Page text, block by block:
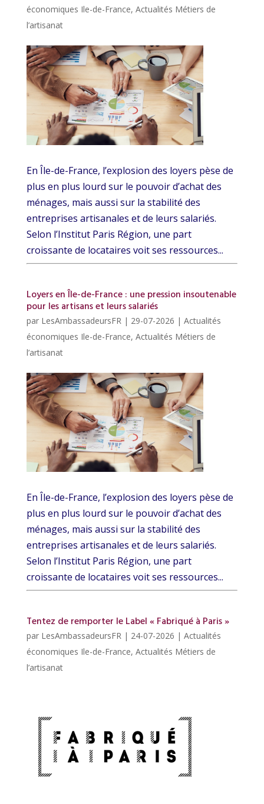
économiques Ile-de-France, Actualités Métiers de
l’artisanat
En Île-de-France, l’explosion des loyers pèse de
plus en plus lourd sur le pouvoir d’achat des
ménages, mais aussi sur la stabilité des
entreprises artisanales et de leurs salariés.
Selon l’Institut Paris Région, une part
croissante de locataires voit ses ressources...
Loyers en Île-de-France : une pression insoutenable
pour les artisans et leurs salariés
par LesAmbassadeursFR | 29-07-2026 | Actualités
économiques Ile-de-France, Actualités Métiers de
l’artisanat
En Île-de-France, l’explosion des loyers pèse de
plus en plus lourd sur le pouvoir d’achat des
ménages, mais aussi sur la stabilité des
entreprises artisanales et de leurs salariés.
Selon l’Institut Paris Région, une part
croissante de locataires voit ses ressources...
Tentez de remporter le Label « Fabriqué à Paris »
par LesAmbassadeursFR| 24-07-2026 | Actualités
économiques Ile-de-France, Actualités Métiers de
l’artisanat